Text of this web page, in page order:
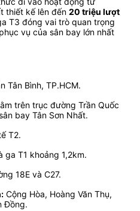
thiết kế lên đến 20 triệu lượt
T3 đóng vai trò quan trọng
vụ của sân bay lớn nhất
Tân Bình, TP.HCM.
trên trục đường Trần Quốc
bay Tân Sơn Nhất.
T2.
ga T1 khoảng 1,2km.
18E và C27.
Cộng Hòa, Hoàng Văn Thụ,
Đồng.